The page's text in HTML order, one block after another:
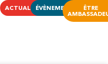
ACTUALITÉSÉVÈNEMENTS
ÊTRE